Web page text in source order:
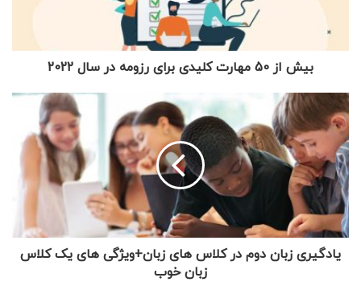
بیش از 50 مهارت کلیدی برای رزومه در سال 2022
یادگیری زبان دوم در کلاس های زبان+ویژگی های یک کلاس
زبان خوب